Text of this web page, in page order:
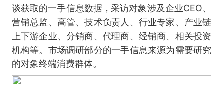
谈获取的一手信息数据，采访对象涉及企业CEO、
营销总监、高管、技术负责人、行业专家、产业链
上下游企业、分销商、代理商、经销商、相关投资
机构等。市场调研部分的一手信息来源为需要研究
的对象终端消费群体。